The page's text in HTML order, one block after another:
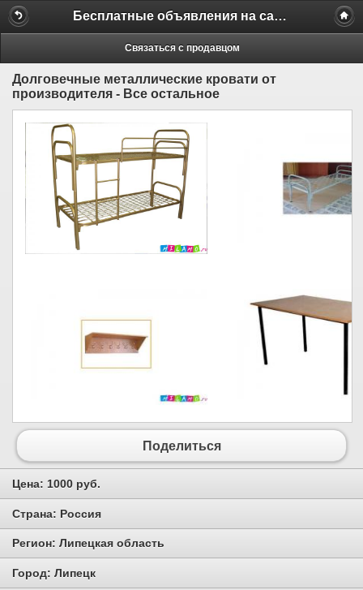
Бесплатные объявления на сайте MILAMO.ru
Связаться с продавцом
Долговечные металлические кровати от
производителя - Все остальное
Поделиться
Цена: 1000 руб.
Страна: Россия
Регион: Липецкая область
Город: Липецк